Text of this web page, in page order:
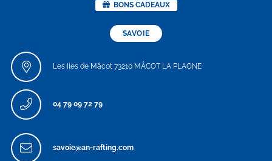
BONS CADEAUX
SAVOIE
Les Iles de Mâcot 73210 MÂCOT LA PLAGNE
04 79 09 72 79
savoie@an-rafting.com